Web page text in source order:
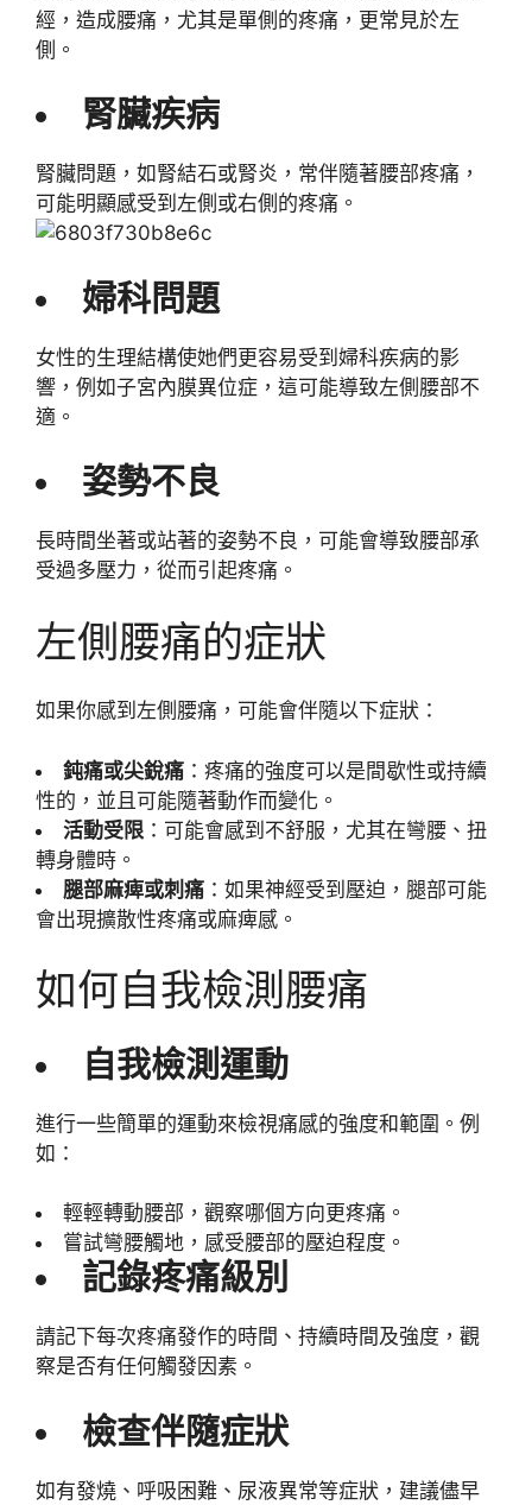
經，造成腰痛，尤其是單側的疼痛，更常見於左
側。
腎臟疾病
腎臟問題，如腎結石或腎炎，常伴隨著腰部疼痛，
可能明顯感受到左側或右側的疼痛。
婦科問題
女性的生理結構使她們更容易受到婦科疾病的影
響，例如子宮內膜異位症，這可能導致左側腰部不
適。
姿勢不良
長時間坐著或站著的姿勢不良，可能會導致腰部承
受過多壓力，從而引起疼痛。
左側腰痛的症狀
如果你感到左側腰痛，可能會伴隨以下症狀：
鈍痛或尖銳痛 ：疼痛的強度可以是間歇性或持續
性的，並且可能隨著動作而變化。
活動受限 ：可能會感到不舒服，尤其在彎腰、扭
轉身體時。
腿部麻痺或刺痛 ：如果神經受到壓迫，腿部可能
會出現擴散性疼痛或麻痺感。
如何自我檢測腰痛
自我檢測運動
進行一些簡單的運動來檢視痛感的強度和範圍。例
如：
輕輕轉動腰部，觀察哪個方向更疼痛。
嘗試彎腰觸地，感受腰部的壓迫程度。
記錄疼痛級別
請記下每次疼痛發作的時間、持續時間及強度，觀
察是否有任何觸發因素。
檢查伴隨症狀
如有發燒、呼吸困難、尿液異常等症狀，建議儘早